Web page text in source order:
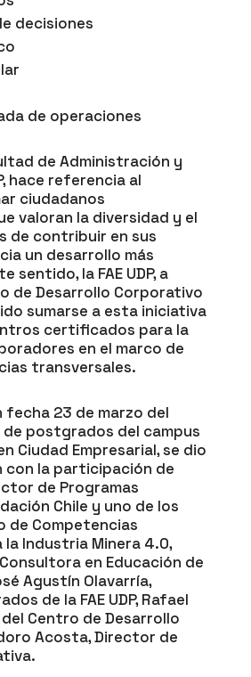
decisiones
de operaciones
de Administración y
hace referencia al
ciudadanos
valoran la diversidad y el
de contribuir en sus
un desarrollo más
sentido, la FAE UDP, a
de Desarrollo Corporativo
sumarse a esta iniciativa
certificados para la
en el marco de
transversales.
fecha 23 de marzo del
postgrados del campus
Ciudad Empresarial, se dio
con la participación de
de Programas
Chile y uno de los
de Competencias
la Industria Minera 4.0,
en Educación de
Agustín Olavarría,
de la FAE UDP, Rafael
Centro de Desarrollo
Acosta, Director de